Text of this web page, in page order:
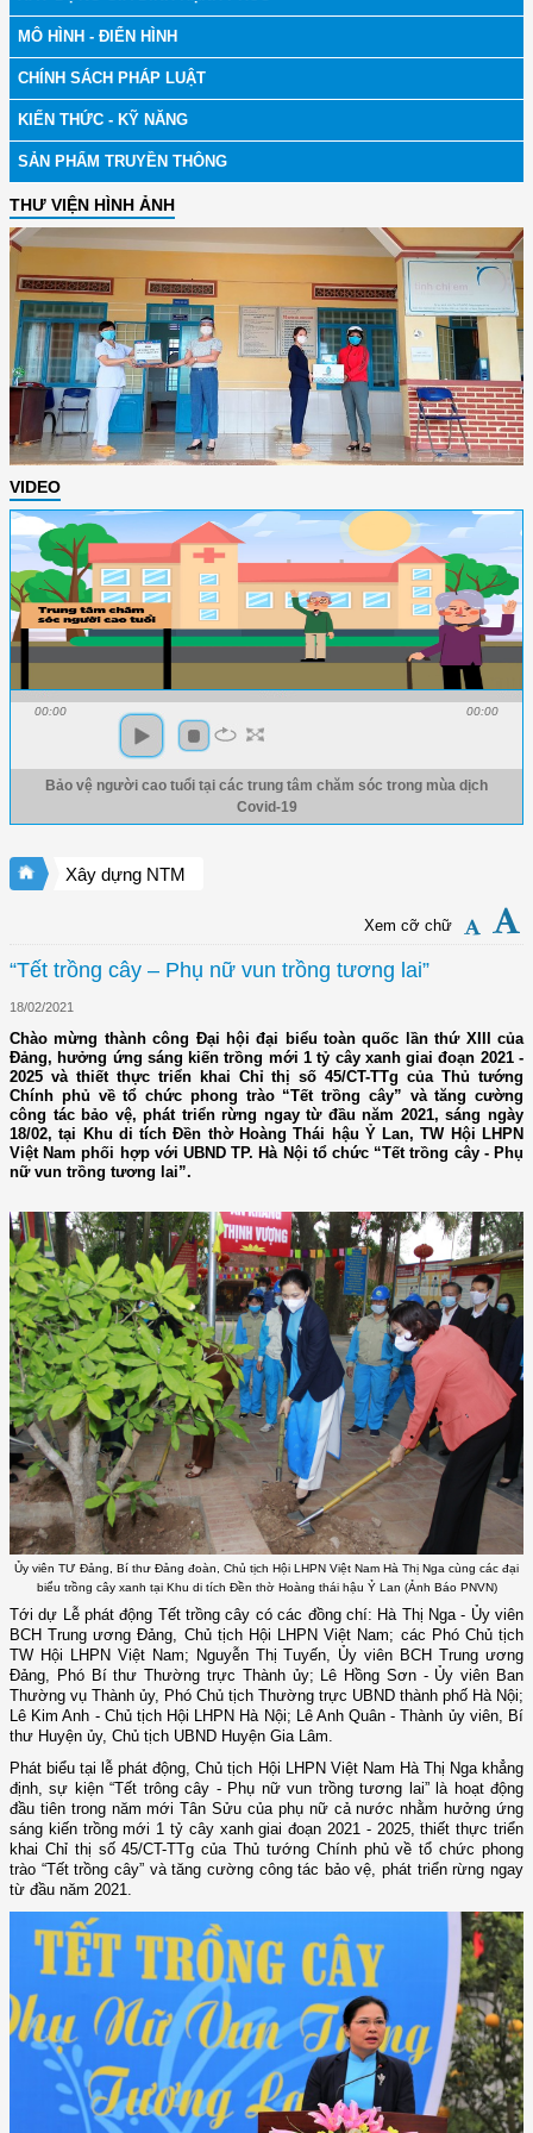
MÔ HÌNH - ĐIỂN HÌNH
CHÍNH SÁCH PHÁP LUẬT
KIẾN THỨC - KỸ NĂNG
SẢN PHẨM TRUYỀN THÔNG
THƯ VIỆN HÌNH ẢNH
VIDEO
00:00 00:00
Bảo vệ người cao tuổi tại các trung tâm chăm sóc trong mùa dịch
Covid-19
Xây dựng NTM
Xem cỡ chữ
“Tết trồng cây – Phụ nữ vun trồng tương lai”
18/02/2021
Chào mừng thành công Đại hội đại biểu toàn quốc lần thứ XIII của
Đảng, hưởng ứng sáng kiến trồng mới 1 tỷ cây xanh giai đoạn 2021 -
2025 và thiết thực triển khai Chỉ thị số 45/CT-TTg của Thủ tướng
Chính phủ về tổ chức phong trào “Tết trồng cây” và tăng cường
công tác bảo vệ, phát triển rừng ngay từ đầu năm 2021, sáng ngày
18/02, tại Khu di tích Đền thờ Hoàng Thái hậu Ỷ Lan, TW Hội LHPN
Việt Nam phối hợp với UBND TP. Hà Nội tổ chức “Tết trồng cây - Phụ
nữ vun trồng tương lai”.
Ủy viên TƯ Đảng, Bí thư Đảng đoàn, Chủ tịch Hội LHPN Việt Nam Hà Thị Nga cùng các đại
biểu trồng cây xanh tại Khu di tích Đền thờ Hoàng thái hậu Ỷ Lan (Ảnh Báo PNVN)
Tới dự Lễ phát động Tết trồng cây có các đồng chí: Hà Thị Nga - Ủy viên
BCH Trung ương Đảng, Chủ tịch Hội LHPN Việt Nam; các Phó Chủ tịch
TW Hội LHPN Việt Nam; Nguyễn Thị Tuyến, Ủy viên BCH Trung ương
Đảng, Phó Bí thư Thường trực Thành ủy; Lê Hồng Sơn - Ủy viên Ban
Thường vụ Thành ủy, Phó Chủ tịch Thường trực UBND thành phố Hà Nội;
Lê Kim Anh - Chủ tịch Hội LHPN Hà Nội; Lê Anh Quân - Thành ủy viên, Bí
thư Huyện ủy, Chủ tịch UBND Huyện Gia Lâm.
Phát biểu tại lễ phát động, Chủ tịch Hội LHPN Việt Nam Hà Thị Nga khẳng
định, sự kiện“Tết trông cây - Phụ nữ vun trồng tương lai” là hoạt động
đầu tiên trong năm mới Tân Sửucủa phụ nữ cả nước nhằm hưởng ứng
sáng kiến trồngmới 1 tỷ cây xanh giai đoạn 2021 - 2025, thiết thực triển
khai Chỉ thị số 45/CT-TTg của Thủ tướng Chính phủ về tổ chức phong
trào “Tết trồng cây” và tăng cường công tác bảo vệ, phát triển rừng ngay
từ đầu năm 2021.